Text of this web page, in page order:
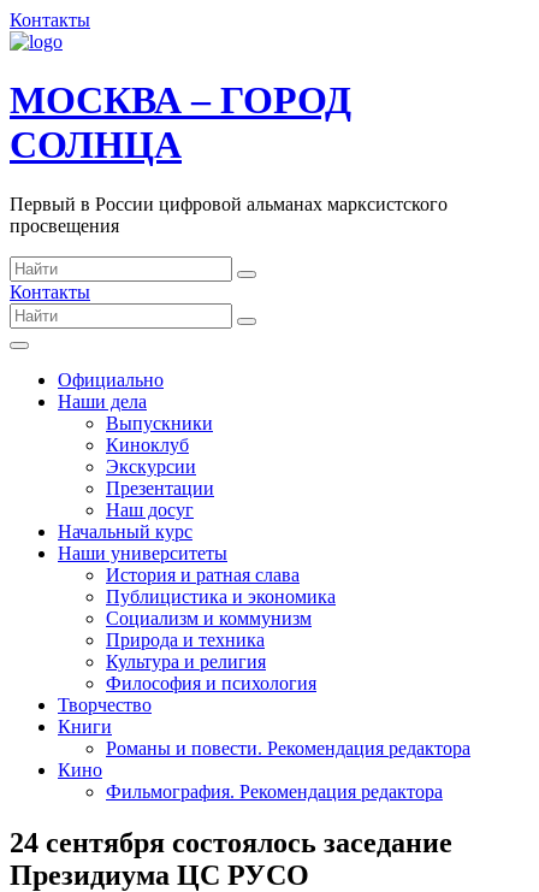
Контакты
МОСКВА – ГОРОД
СОЛНЦА
Первый в России цифровой альманах марксистского
просвещения
Контакты
Официально
Наши дела
Выпускники
Киноклуб
Экскурсии
Презентации
Наш досуг
Начальный курс
Наши университеты
История и ратная слава
Публицистика и экономика
Социализм и коммунизм
Природа и техника
Культура и религия
Философия и психология
Творчество
Книги
Романы и повести. Рекомендация редактора
Кино
Фильмография. Рекомендация редактора
24 сентября состоялось заседание
Президиума ЦС РУСО